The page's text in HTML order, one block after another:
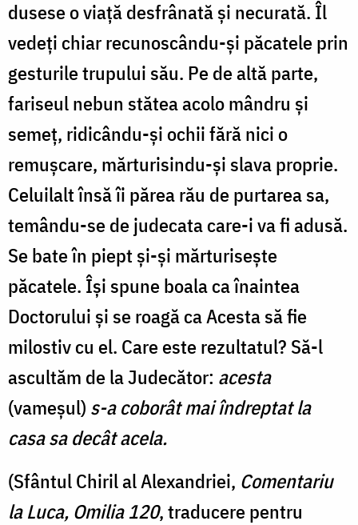
dusese o viață desfrânată și necurată. Îl
vedeți chiar recunoscându-și păcatele prin
gesturile trupului său. Pe de altă parte,
fariseul nebun stătea acolo mândru și
semeț, ridicându-și ochii fără nici o
remușcare, mărturisindu-și slava proprie.
Celuilalt însă îi părea rău de purtarea sa,
temându-se de judecata care-i va fi adusă.
Se bate în piept și-și mărturisește
păcatele. Își spune boala ca înaintea
Doctorului și se roagă ca Acesta să fie
milostiv cu el. Care este rezultatul? Să-l
ascultăm de la Judecător: acesta
(vameșul) s-a coborât mai îndreptat la
casa sa decât acela.
(Sfântul Chiril al Alexandriei, Comentariu
la Luca, Omilia 120, traducere pentru